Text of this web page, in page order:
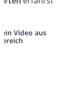
Video aus